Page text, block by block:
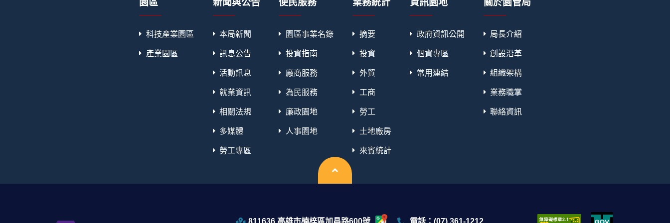
園區
科技產業園區
產業園區
新聞與公告
本局新聞
訊息公告
活動訊息
就業資訊
相關法規
多媒體
勞工專區
便民服務
園區事業名錄
投資指南
廠商服務
為民服務
廉政園地
人事園地
業務統計
摘要
投資
外貿
工商
勞工
土地廠房
來賓統計
資訊園地
政府資訊公開
個資專區
常用連結
關於園管局
局長介紹
創設沿革
組織架構
業務職掌
聯絡資訊
811636 高雄市楠梓區加昌路600號 電話：(07) 361-1212